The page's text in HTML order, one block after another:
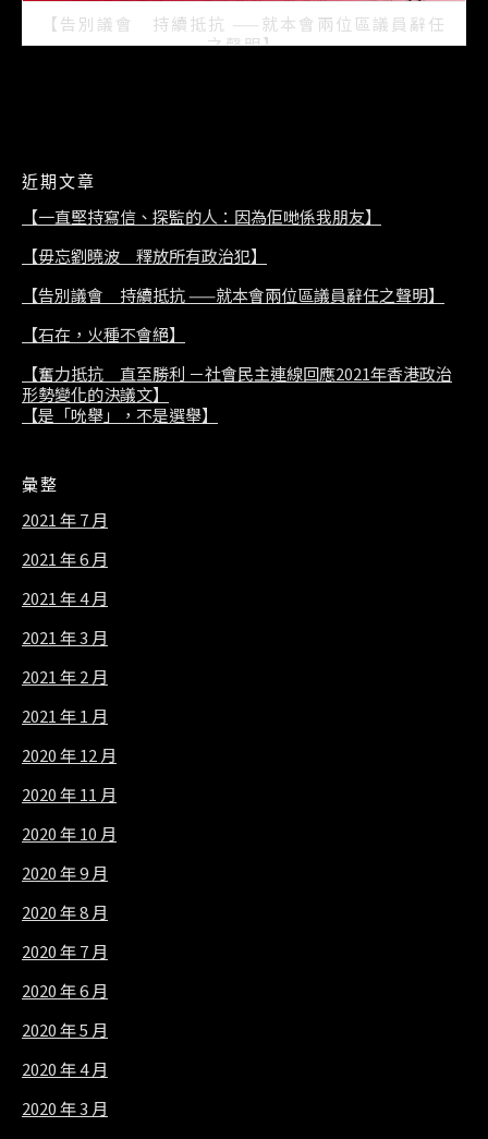
【告別議會 持續抵抗 ——就本會兩位區議員辭任
之聲明】
近期文章
【一直堅持寫信、探監的人：因為佢哋係我朋友】
【毋忘劉曉波 釋放所有政治犯】
【告別議會 持續抵抗 ——就本會兩位區議員辭任之聲明】
【石在，火種不會絕】
【奮力抵抗 直至勝利 －社會民主連線回應2021年香港政治
形勢變化的決議文】
【是「吮舉」，不是選舉】
彙整
2021 年 7 月
2021 年 6 月
2021 年 4 月
2021 年 3 月
2021 年 2 月
2021 年 1 月
2020 年 12 月
2020 年 11 月
2020 年 10 月
2020 年 9 月
2020 年 8 月
2020 年 7 月
2020 年 6 月
2020 年 5 月
2020 年 4 月
2020 年 3 月